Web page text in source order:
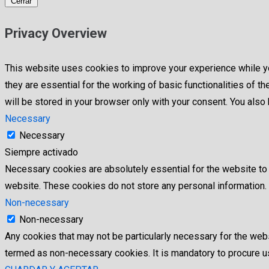
Privacy Overview
This website uses cookies to improve your experience while
they are essential for the working of basic functionalities of
will be stored in your browser only with your consent. You
Necessary
Necessary
Siempre activado
Necessary cookies are absolutely essential for the website
website. These cookies do not store any personal information.
Non-necessary
Non-necessary
Any cookies that may not be particularly necessary for the
termed as non-necessary cookies. It is mandatory to procure